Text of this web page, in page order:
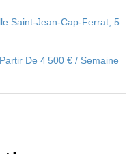
Saint-Jean-Cap-Ferrat, 5
De 4 500 € / Semaine